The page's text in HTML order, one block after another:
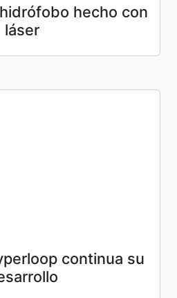
hecho con
láser
continua su